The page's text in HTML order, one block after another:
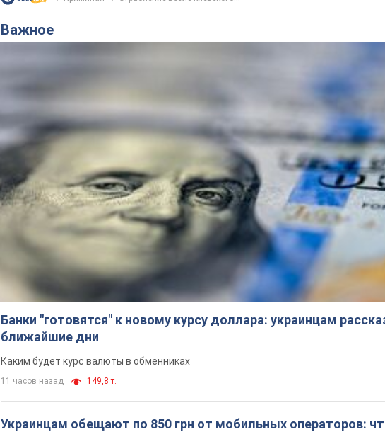
Важное
Банки "готовятся" к новому курсу доллара: украинцам
ближайшие дни
Каким будет курс валюты в обменниках
11 часов назад 149,8 т.
Украинцам обещают по 850 грн от мобильных операторов: